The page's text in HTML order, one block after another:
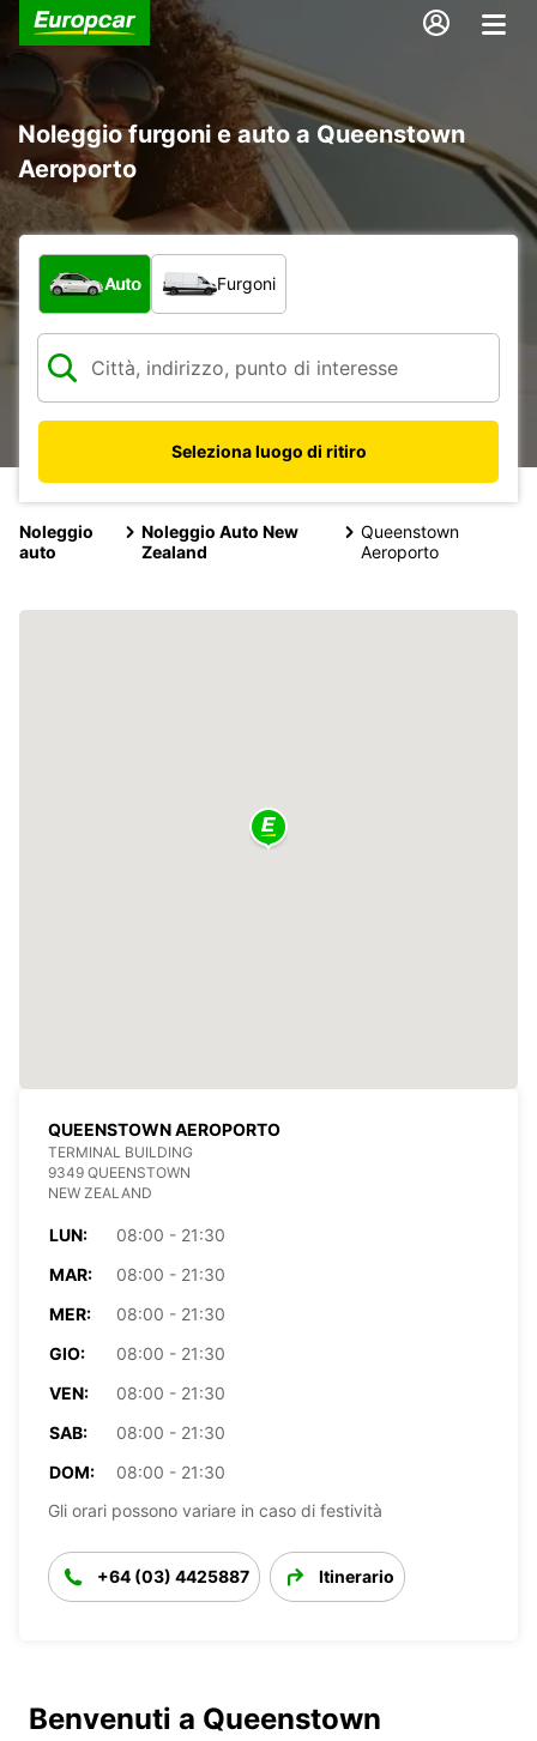
Noleggio furgoni e auto a Queenstown
Aeroporto
Scegli la tipologia di veicolo:
Auto Furgoni
Seleziona luogo di ritiro
Noleggio
auto
Noleggio Auto New
Zealand
Queenstown
Aeroporto
QUEENSTOWN AEROPORTO
TERMINAL BUILDING
9349 QUEENSTOWN
NEW ZEALAND
LUN:
08:00 - 21:30
MAR:
08:00 - 21:30
MER:
08:00 - 21:30
GIO:
08:00 - 21:30
VEN:
08:00 - 21:30
SAB:
08:00 - 21:30
DOM:
08:00 - 21:30
Gli orari possono variare in caso di festività
+64 (03) 4425887 Itinerario
Benvenuti a Queenstown